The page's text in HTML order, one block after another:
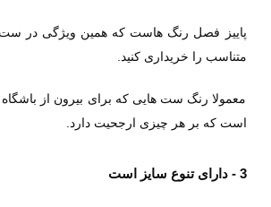
پاییز فصل رنگ هاست که همین ویژگی در ست
متناسب را خریداری کنید.
معمولا رنگ ست هایی که برای بیرون از
است که بر هر چیزی ارجحیت دارد.
3 - دارای تنوع سایز است